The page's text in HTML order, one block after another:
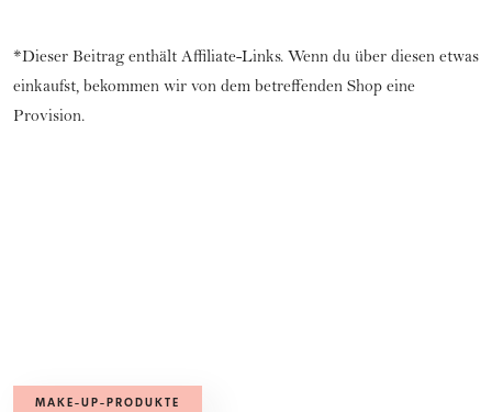
*Dieser Beitrag enthält Affiliate-Links. Wenn du über diesen etwas
einkaufst, bekommen wir von dem betreffenden Shop eine
Provision.
MAKE-UP-PRODUKTE